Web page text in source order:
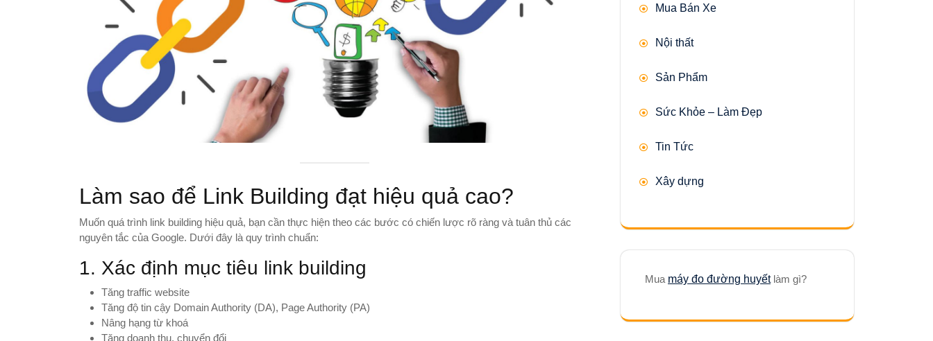
Làm sao để Link Building đạt hiệu quả cao?
Muốn quá trình link building hiệu quả, bạn cần thực hiện theo các bước có chiến lược rõ ràng và tuân thủ các
nguyên tắc của Google. Dưới đây là quy trình chuẩn:
1. Xác định mục tiêu link building
Tăng traffic website
Tăng độ tin cậy Domain Authority (DA), Page Authority (PA)
Nâng hạng từ khoá
Tăng doanh thu, chuyển đổi
Mua Bán Xe
Nội thất
Sản Phẩm
Sức Khỏe – Làm Đẹp
Tin Tức
Xây dựng
Mua máy đo đường huyếtlàm gì?